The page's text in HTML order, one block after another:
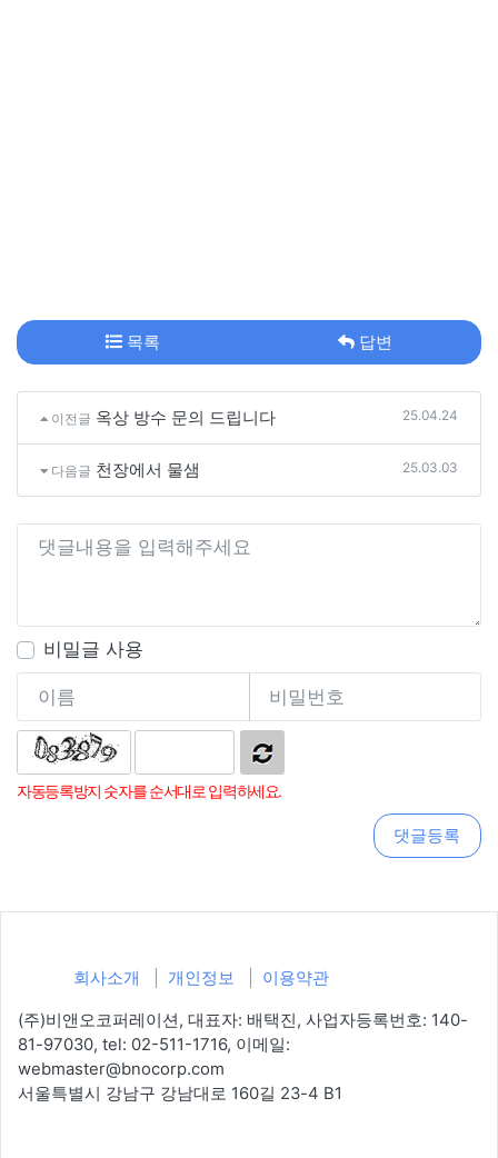
목록 답변
이전글 옥상 방수 문의 드립니다 25.04.24
다음글 천장에서 물샘 25.03.03
비밀글 사용
자동등록방지 숫자를 순서대로 입력하세요.
회사소개 개인정보 이용약관
(주)비앤오코퍼레이션, 대표자: 배택진, 사업자등록번호: 140-
81-97030, tel: 02-511-1716, 이메일:
webmaster@bnocorp.com
서울특별시 강남구 강남대로 160길 23-4 B1